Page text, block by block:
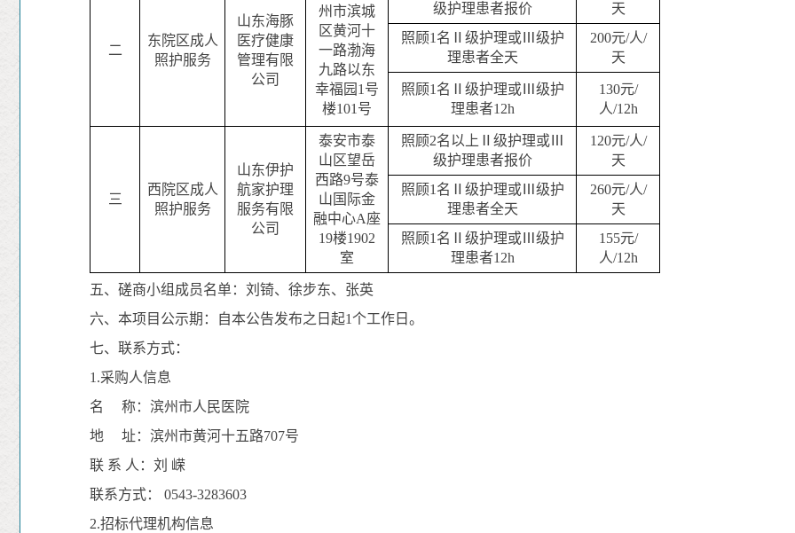
二
东院区成人
照护服务
山东海豚
医疗健康
管理有限
公司
州市滨城
区黄河十
一路渤海
九路以东
幸福园1号
楼101号
级护理患者报价
天
照顾1名Ⅱ级护理或Ⅲ级护
理患者全天
200元/人/
天
照顾1名Ⅱ级护理或Ⅲ级护
理患者12h
130元/
人/12h
三
西院区成人
照护服务
山东伊护
航家护理
服务有限
公司
泰安市泰
山区望岳
西路9号泰
山国际金
融中心A座
19楼1902
室
照顾2名以上Ⅱ级护理或Ⅲ
级护理患者报价
120元/人/
天
照顾1名Ⅱ级护理或Ⅲ级护
理患者全天
260元/人/
天
照顾1名Ⅱ级护理或Ⅲ级护
理患者12h
155元/
人/12h
五、磋商小组 成员名单：刘锜、徐步东、张英
六、本项目公示期：自本公告发布之日起1个工作日。
七、联系方式：
1.采购人信息
名
称：滨州市人民医院
地
址：滨州市黄河十五路707号
联 系 人：刘 嵘
联系方式： 0543-3283603
2.招标代理机构信息